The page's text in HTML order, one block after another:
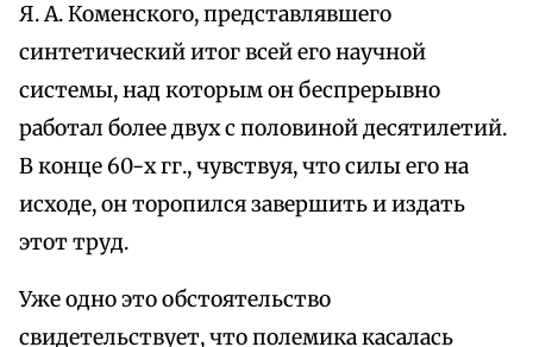
Я. А. Коменского, представлявшего
синтетический итог всей его научной
системы, над которым он беспрерывно
работал более двух с половиной десятилетий.
В конце 60-х гг., чувствуя, что силы его на
исходе, он торопился завершить и издать
этот труд.
Уже одно это обстоятельство
свидетельствует, что полемика касалась